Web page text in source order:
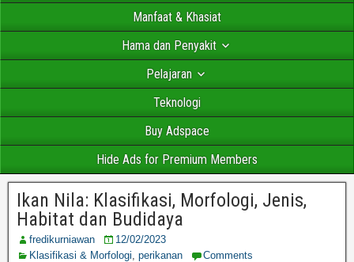
Manfaat & Khasiat
Hama dan Penyakit
Pelajaran
Teknologi
Buy Adspace
Hide Ads for Premium Members
Ikan Nila: Klasifikasi, Morfologi, Jenis,
Habitat dan Budidaya
fredikurniawan
12/02/2023
Klasifikasi & Morfologi, perikanan Comments